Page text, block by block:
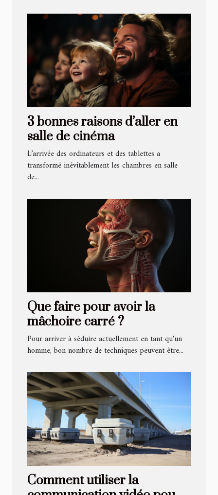
3 bonnes raisons d’aller en
salle de cinéma
L’arrivée des ordinateurs et des tablettes a
transformé inévitablement les chambres en salle
de...
Que faire pour avoir la
mâchoire carré ?
Pour arriver à séduire actuellement en tant qu'un
homme, bon nombre de techniques peuvent être...
Comment utiliser la